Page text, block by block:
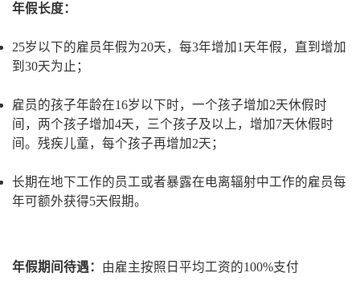
年假长度：
25岁以下的雇员年假为20天，每3年增加1天年假，直到增加
到30天为止；
雇员的孩子年龄在16岁以下时，一个孩子增加2天休假时
间，两个孩子增加4天，三个孩子及以上，增加7天休假时
间。残疾儿童，每个孩子再增加2天；
长期在地下工作的员工或者暴露在电离辐射中工作的雇员每
年可额外获得5天假期。
年假期间待遇： 由雇主按照日平均工资的100%支付